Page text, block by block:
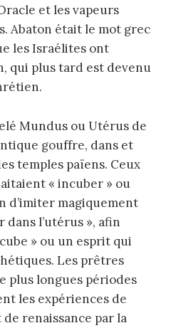
et les vapeurs
Abaton était le mot grec
les Israélites ont
qui plus tard est devenu
Mundus ou Utérus de
gouffre, dans et
temples païens. Ceux
« incuber » ou
d’imiter magiquement
l’utérus », afin
» ou un esprit qui
Les prêtres
plus longues périodes
les expériences de
renaissance par la